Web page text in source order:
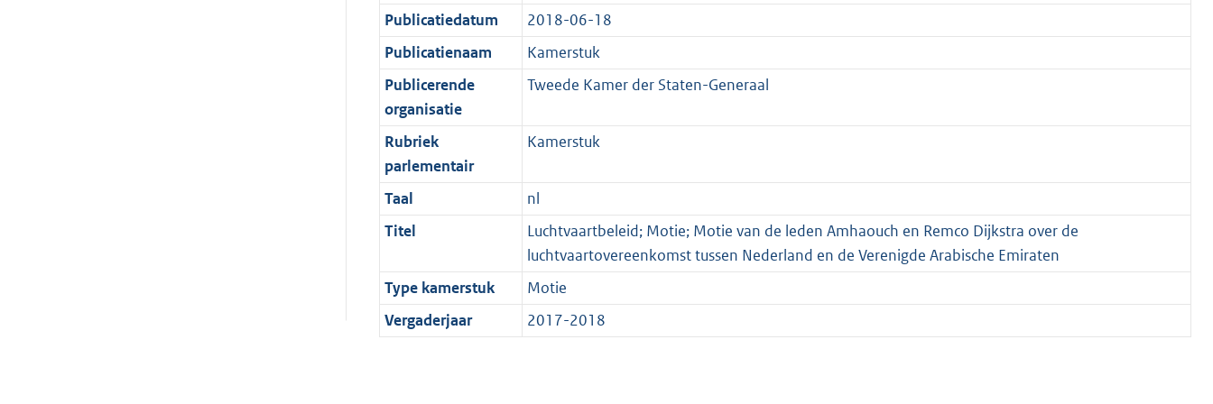
Publicatiedatum
2018-06-18
Publicatienaam
Kamerstuk
Publicerende
organisatie
Tweede Kamer der Staten-Generaal
Rubriek
parlementair
Kamerstuk
Taal
nl
Titel
Luchtvaartbeleid; Motie; Motie van de leden Amhaouch en Remco Dijkstra over de
luchtvaartovereenkomst tussen Nederland en de Verenigde Arabische Emiraten
Type kamerstuk
Motie
Vergaderjaar
2017-2018